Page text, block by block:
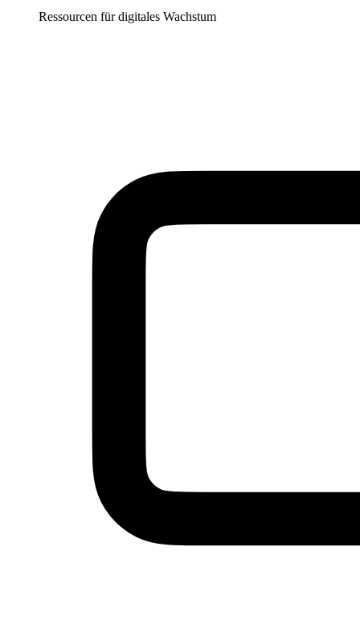
Ressourcen für digitales Wachstum